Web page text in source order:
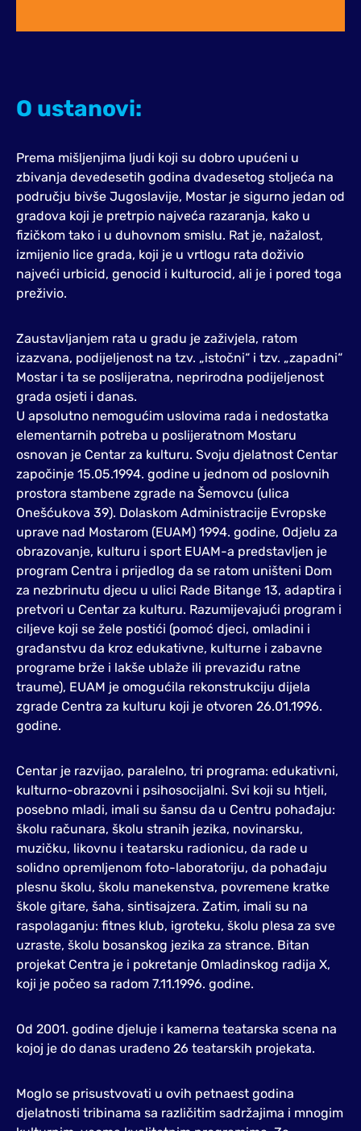
O ustanovi:
Prema mišljenjima ljudi koji su dobro upućeni u
zbivanja devedesetih godina dvadesetog stoljeća na
području bivše Jugoslavije, Mostar je sigurno jedan od
gradova koji je pretrpio najveća razaranja, kako u
fizičkom tako i u duhovnom smislu. Rat je, nažalost,
izmijenio lice grada, koji je u vrtlogu rata doživio
najveći urbicid, genocid i kulturocid, ali je i pored toga
preživio.
Zaustavljanjem rata u gradu je zaživjela, ratom
izazvana, podijeljenost na tzv. „istočni“ i tzv. „zapadni“
Mostar i ta se poslijeratna, neprirodna podijeljenost
grada osjeti i danas.
U apsolutno nemogućim uslovima rada i nedostatka
elementarnih potreba u poslijeratnom Mostaru
osnovan je Centar za kulturu. Svoju djelatnost Centar
započinje 15.05.1994. godine u jednom od poslovnih
prostora stambene zgrade na Šemovcu (ulica
Onešćukova 39). Dolaskom Administracije Evropske
uprave nad Mostarom (EUAM) 1994. godine, Odjelu za
obrazovanje, kulturu i sport EUAM-a predstavljen je
program Centra i prijedlog da se ratom uništeni Dom
za nezbrinutu djecu u ulici Rade Bitange 13, adaptira i
pretvori u Centar za kulturu. Razumijevajući program i
ciljeve koji se žele postići (pomoć djeci, omladini i
građanstvu da kroz edukativne, kulturne i zabavne
programe brže i lakše ublaže ili prevaziđu ratne
traume), EUAM je omogućila rekonstrukciju dijela
zgrade Centra za kulturu koji je otvoren 26.01.1996.
godine.
Centar je razvijao, paralelno, tri programa: edukativni,
kulturno-obrazovni i psihosocijalni. Svi koji su htjeli,
posebno mladi, imali su šansu da u Centru pohađaju:
školu računara, školu stranih jezika, novinarsku,
muzičku, likovnu i teatarsku radionicu, da rade u
solidno opremljenom foto-laboratoriju, da pohađaju
plesnu školu, školu manekenstva, povremene kratke
škole gitare, šaha, sintisajzera. Zatim, imali su na
raspolaganju: fitnes klub, igroteku, školu plesa za sve
uzraste, školu bosanskog jezika za strance. Bitan
projekat Centra je i pokretanje Omladinskog radija X,
koji je počeo sa radom 7.11.1996. godine.
Od 2001. godine djeluje i kamerna teatarska scena na
kojoj je do danas urađeno 26 teatarskih projekata.
Moglo se prisustvovati u ovih petnaest godina
djelatnosti tribinama sa različitim sadržajima i mnogim